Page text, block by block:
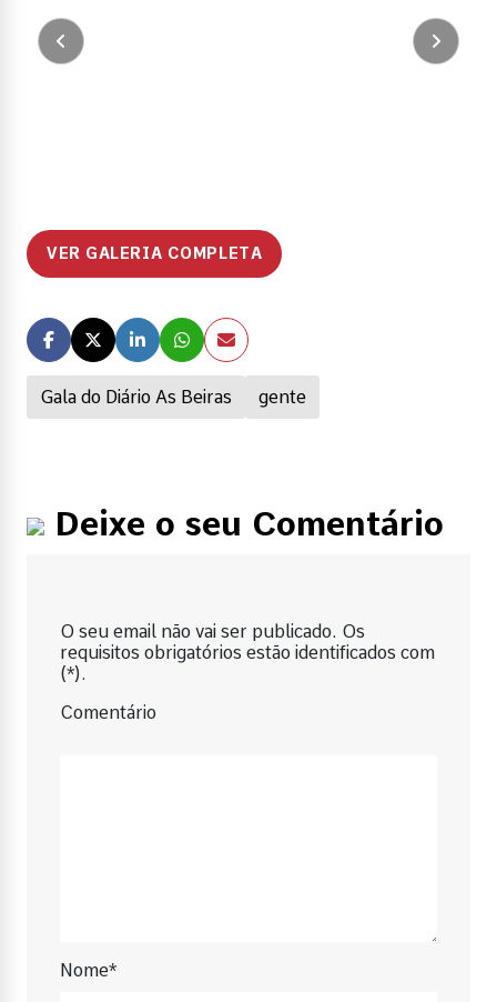
Gala do Diário As Beiras gente
VER GALERIA COMPLETA
Deixe o seu Comentário
O seu email não vai ser publicado. Os
requisitos obrigatórios estão identificados com
(*).
Comentário
Nome*